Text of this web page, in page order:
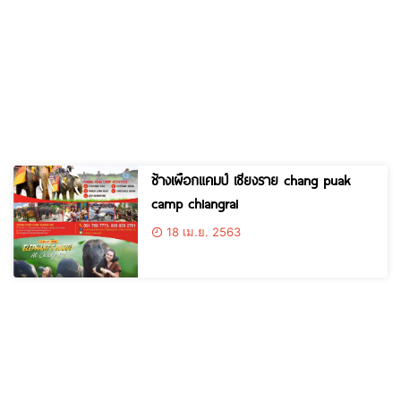
ช้างเผือกแคมป์ เชียงราย chang puak
camp chiangrai
18 เม.ย. 2563